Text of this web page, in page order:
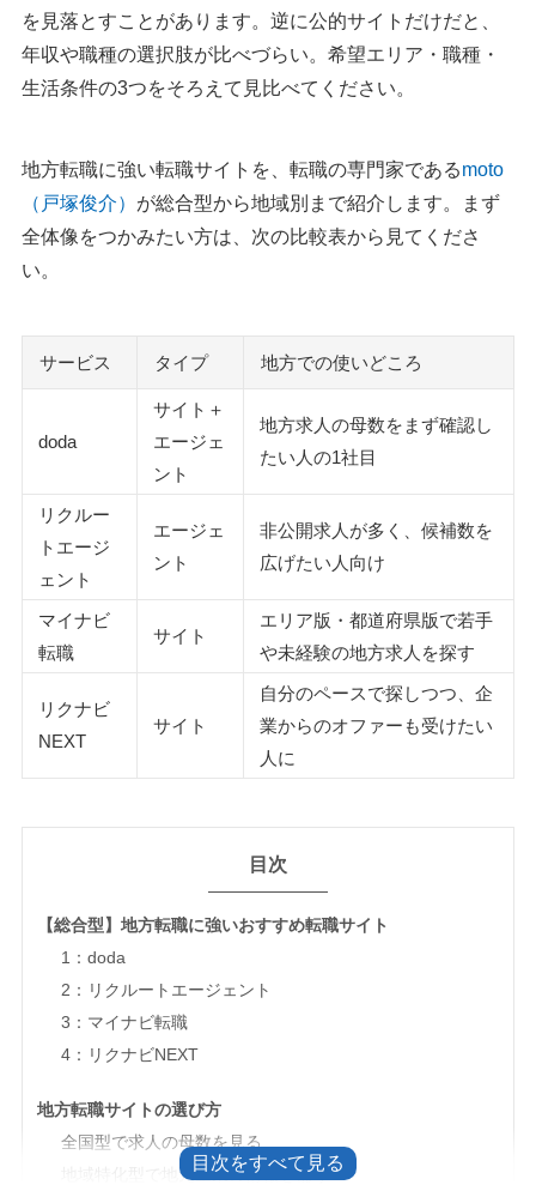
を見落とすことがあります。逆に公的サイトだけだと、
年収や職種の選択肢が比べづらい。希望エリア・職種・
生活条件の3つをそろえて見比べてください。
地方転職に強い転職サイトを、転職の専門家であるmoto
（戸塚俊介） が総合型から地域別まで紹介します。まず
全体像をつかみたい方は、次の比較表から見てくださ
い。
サービス タイプ 地方での使いどころ
doda
サイト＋
エージェ
ント
地方求人の母数をまず確認し
たい人の1社目
リクルー
トエージ
ェント
エージェ
ント
非公開求人が多く、候補数を
広げたい人向け
マイナビ
転職
サイト
エリア版・都道府県版で若手
や未経験の地方求人を探す
リクナビ
NEXT
サイト
自分のペースで探しつつ、企
業からのオファーも受けたい
人に
目次
【総合型】地方転職に強いおすすめ転職サイト
1：doda
2：リクルートエージェント
3：マイナビ転職
4：リクナビNEXT
地方転職サイトの選び方
全国型で求人の母数を見る
地域特化型で地元企業の情報を補う